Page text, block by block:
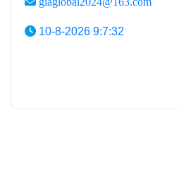
10-8-2026 9:7:32